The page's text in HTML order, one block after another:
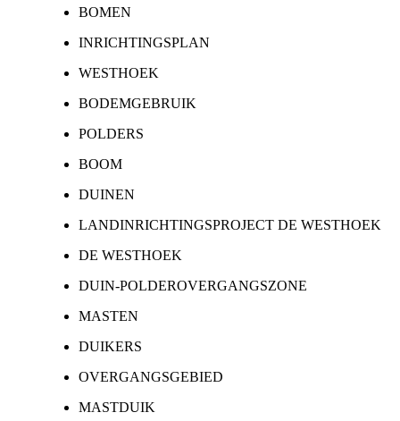
BOMEN
INRICHTINGSPLAN
WESTHOEK
BODEMGEBRUIK
POLDERS
BOOM
DUINEN
LANDINRICHTINGSPROJECT DE WESTHOEK
DE WESTHOEK
DUIN-POLDEROVERGANGSZONE
MASTEN
DUIKERS
OVERGANGSGEBIED
MASTDUIK